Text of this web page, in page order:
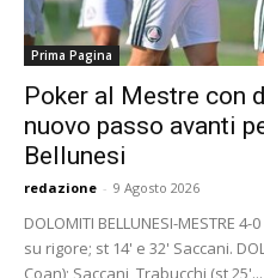
Prima Pagina
Poker al Mestre con
nuovo passo avanti
Bellunesi
redazione - 9 Agosto 2026
DOLOMITI BELLUNESI-MESTRE
su rigore; st 14' e 32' Saccani.
Coan); Saccani, Trabucchi (st 25'...